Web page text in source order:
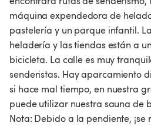
máquina expendedora de
pastelería y un parque infantil.
heladería y las tiendas están a
bicicleta. La calle es muy
senderistas. Hay aparcamiento
si hace mal tiempo, en nuestra
puede utilizar nuestra sauna de
Nota: Debido a la pendiente,